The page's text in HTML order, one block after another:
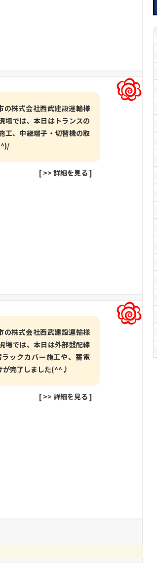
株式会社西武建設運輸様
場では、本日はトランスの
工、中継端子・切替機の取
[ >> 詳細を見る ]
株式会社西武建設運輸様
場では、本日は外部盤配線
ックカバー施工や、蓄電
が完了しました(^^♪
[ >> 詳細を見る ]